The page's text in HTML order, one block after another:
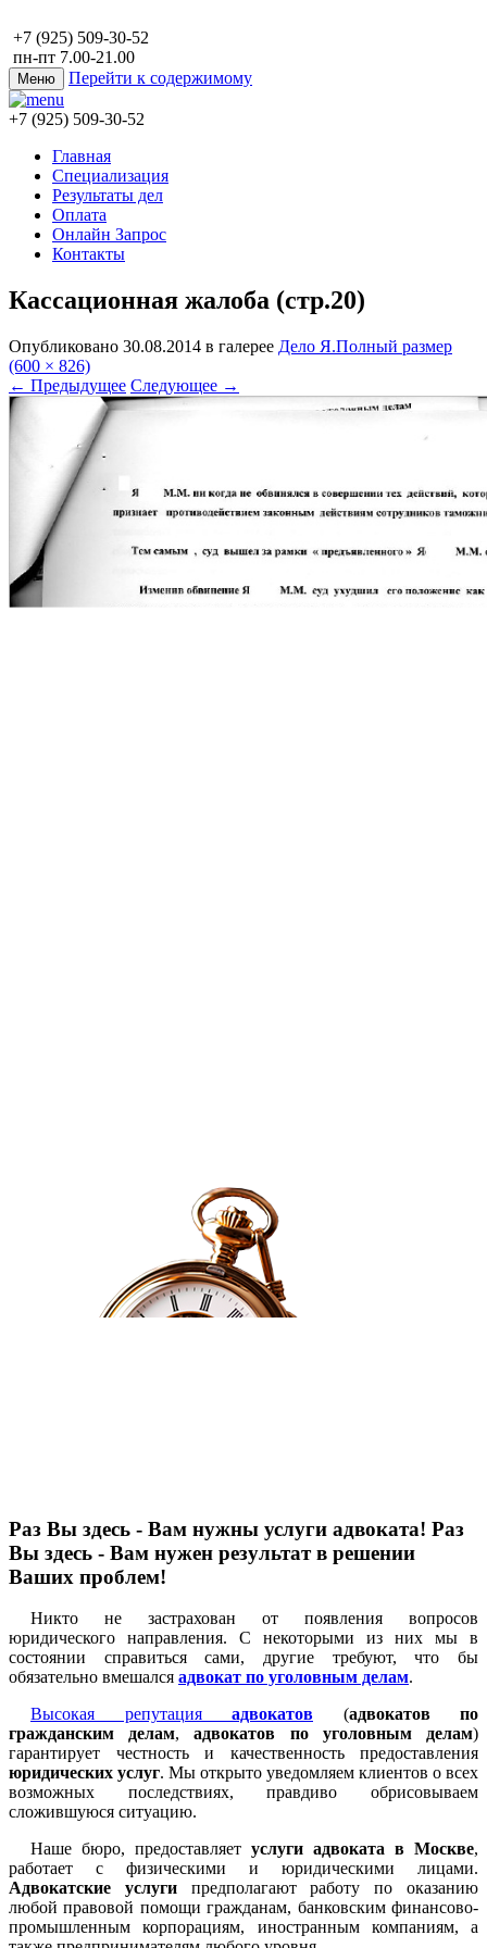
+7 (925) 509-30-52
пн-пт 7.00-21.00
Меню Перейти к содержимому
+7 (925) 509-30-52
Главная
Специализация
Результаты дел
Оплата
Онлайн Запрос
Контакты
Кассационная жалоба (стр.20)
Опубликовано 30.08.2014 в галерее Дело Я.Полный размер
(600 × 826)
← Предыдущее Следующее →
Раз Вы здесь - Вам нужны услуги адвоката! Раз
Вы здесь - Вам нужен результат в решении
Ваших проблем!
Никто не застрахован от появления вопросов
юридического направления. С некоторыми из них мы в
состоянии справиться сами, другие требуют, что бы
обязательно вмешался адвокат по уголовным делам.
Высокая репутация адвокатов (адвокатов по
гражданским делам,адвокатов по уголовным делам)
гарантирует честность и качественность предоставления
юридических услуг. Мы открыто уведомляем клиентов о всех
возможных последствиях, правдиво обрисовываем
сложившуюся ситуацию.
Наше бюро, предоставляет услуги адвоката в Москве,
работает с физическими и юридическими лицами.
Адвокатские услугипредполагают работу по оказанию
любой правовой помощи гражданам, банковским финансово-
промышленным корпорациям, иностранным компаниям, а